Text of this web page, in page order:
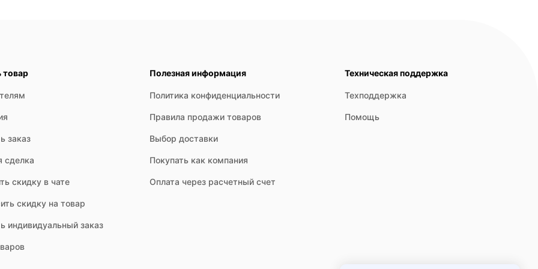
товар
заказ
сделка
скидку в чате
скидку на товар
индивидуальный заказ
Полезная информация
Политика конфиденциальности
Правила продажи товаров
Выбор доставки
Покупать как компания
Оплата через расчетный счет
Техническая поддержка
Техподдержка
Помощь